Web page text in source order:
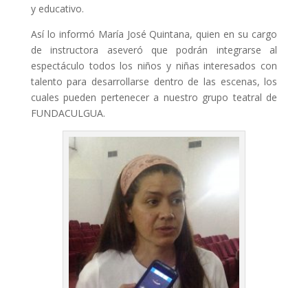
y educativo.
Así lo informó María José Quintana, quien en su cargo
de instructora aseveró que podrán integrarse al
espectáculo todos los niños y niñas interesados con
talento para desarrollarse dentro de las escenas, los
cuales pueden pertenecer a nuestro grupo teatral de
FUNDACULGUA.